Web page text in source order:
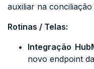
auxiliar na
Rotinas / Telas:
Integração
novo endpoint